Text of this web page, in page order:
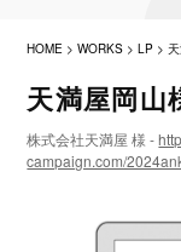
HOME >WORKS >LP >
天満屋岡
株式会社天満屋 様 -
campaign.com/